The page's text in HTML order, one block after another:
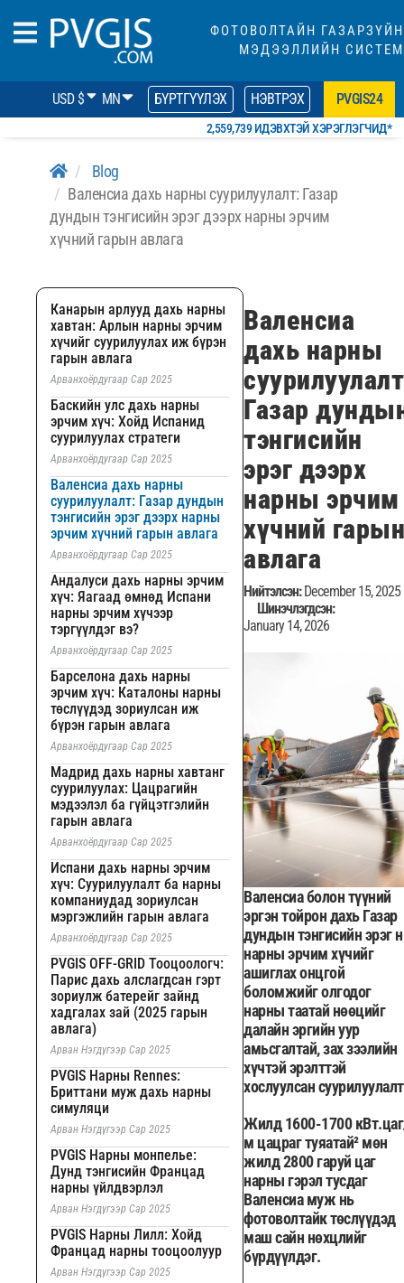
ФОТОВОЛТАЙН ГАЗАРЗҮЙН
МЭДЭЭЛЛИЙН СИСТЕМ
USD $ MN БҮРТГҮҮЛЭХ НЭВТРЭХ PVGIS24
2,559,739 ИДЭВХТЭЙ ХЭРЭГЛЭГЧИД*
Blog
Валенсиа дахь нарны суурилуулалт: Газар
дундын тэнгисийн эрэг дээрх нарны эрчим
хүчний гарын авлага
Канарын арлууд дахь нарны
хавтан: Арлын нарны эрчим
хүчийг суурилуулах иж бүрэн
гарын авлага
Арванхоёрдугаар Сар 2025
Баскийн улс дахь нарны
эрчим хүч: Хойд Испанид
суурилуулах стратеги
Арванхоёрдугаар Сар 2025
Валенсиа дахь нарны
суурилуулалт: Газар дундын
тэнгисийн эрэг дээрх нарны
эрчим хүчний гарын авлага
Арванхоёрдугаар Сар 2025
Андалуси дахь нарны эрчим
хүч: Яагаад өмнөд Испани
нарны эрчим хүчээр
тэргүүлдэг вэ?
Арванхоёрдугаар Сар 2025
Барселона дахь нарны
эрчим хүч: Каталоны нарны
төслүүдэд зориулсан иж
бүрэн гарын авлага
Арванхоёрдугаар Сар 2025
Мадрид дахь нарны хавтанг
суурилуулах: Цацрагийн
мэдээлэл ба гүйцэтгэлийн
гарын авлага
Арванхоёрдугаар Сар 2025
Испани дахь нарны эрчим
хүч: Суурилуулалт ба нарны
компаниудад зориулсан
мэргэжлийн гарын авлага
Арванхоёрдугаар Сар 2025
PVGIS OFF-GRID Тооцоологч:
Парис дахь алслагдсан гэрт
зориулж батерейг зайнд
хадгалах зай (2025 гарын
авлага)
Арван Нэгдүгээр Сар 2025
PVGIS Нарны Rennes:
Бриттани муж дахь нарны
симуляци
Арван Нэгдүгээр Сар 2025
PVGIS Нарны монпелье:
Дунд тэнгисийн Францад
нарны үйлдвэрлэл
Арван Нэгдүгээр Сар 2025
PVGIS Нарны Лилл: Хойд
Францад нарны тооцоолуур
Арван Нэгдүгээр Сар 2025
Валенсиа
дахь нарны
Газар
тэнгисийн
эрэг дээрх
нарны эрчим
хүчний гарын
авлага
Нийтэлсэн: December 15, 2025
Шинэчлэгдсэн:
January 14, 2026
Валенсиа болон түүний
эргэн тойрон дахь Газар
дундын тэнгисийн эрэг
нарны эрчим хүчийг
ашиглах онцгой
боломжийг олгодог
нарны таатай нөөцийг
далайн эргийн уур
амьсгалтай, зах зээлийн
хүчтэй эрэлттэй
хослуулсан
Жилд 1600-1700
м цацраг туяатай² мөн
жилд 2800 гаруй цаг
нарны гэрэл тусдаг
Валенсиа муж нь
фотоволтайк төслүүдэд
маш сайн нөхцлийг
бүрдүүлдэг.